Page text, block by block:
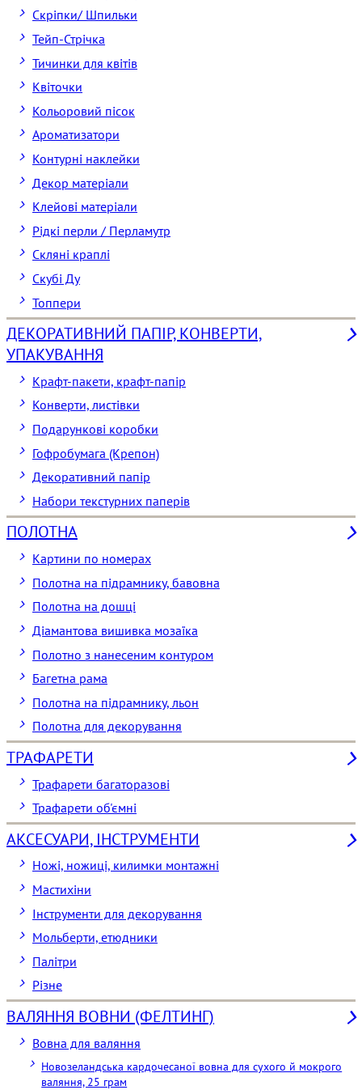
Скріпки/ Шпильки
Тейп-Стрічка
Тичинки для квітів
Квіточки
Кольоровий пісок
Ароматизатори
Контурні наклейки
Декор матеріали
Клейові матеріали
Рідкі перли / Перламутр
Скляні краплі
Скубі Ду
Топпери
ДЕКОРАТИВНИЙ ПАПІР, КОНВЕРТИ,
УПАКУВАННЯ
Крафт-пакети, крафт-папір
Конверти, листівки
Подарункові коробки
Гофробумага (Крепон)
Декоративний папір
Набори текстурних паперів
ПОЛОТНА
Картини по номерах
Полотна на підрамнику, бавовна
Полотна на дошці
Діамантова вишивка мозаїка
Полотно з нанесеним контуром
Багетна рама
Полотна на підрамнику, льон
Полотна для декорування
ТРАФАРЕТИ
Трафарети багаторазові
Трафарети об'ємні
АКСЕСУАРИ, ІНСТРУМЕНТИ
Ножі, ножиці, килимки монтажні
Мастихіни
Інструменти для декорування
Мольберти, етюдники
Палітри
Різне
ВАЛЯННЯ ВОВНИ (ФЕЛТИНГ)
Вовна для валяння
Новозеландська кардочесаної вовна для сухого й мокрого
валяння, 25 грам